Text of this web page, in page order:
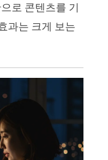
로 콘텐츠를 기
과는 크게 보는